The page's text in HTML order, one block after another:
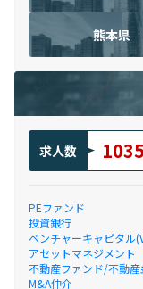
熊本県
求人数 1035
PEファンド
投資銀行
ベンチャーキャピタル
アセットマネジメント
不動産ファンド/不動産
M&A仲介